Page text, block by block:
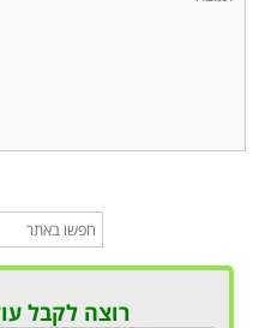
רוצה לקבל